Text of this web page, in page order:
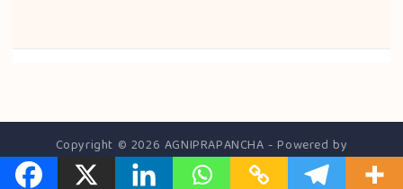
Copyright © 2026 AGNIPRAPANCHA - Powered by
RajasDigital